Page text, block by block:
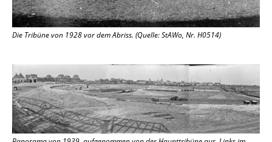
Die Tribüne von 1928 vor dem Abriss. (Quelle: StAWo, Nr. H0514)